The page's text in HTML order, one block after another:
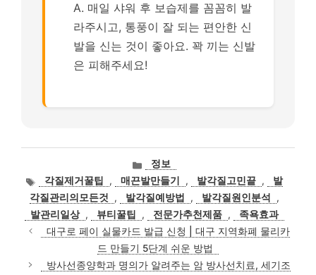
A. 매일 샤워 후 보습제를 꼼꼼히 발
라주시고, 통풍이 잘 되는 편안한 신
발을 신는 것이 좋아요. 꽉 끼는 신발
은 피해주세요!
카
테
고
리
정보
태
그
각질제거꿀팁 , 매끈발만들기 , 발각질고민끝 ,
발
각질관리의모든것
, 발각질예방법 , 발각질원인분석
,
발관리일상 , 뷰티꿀팁 , 전문가추천제품 ,
족욕효과
대구로 페이 실물카드 발급 신청 | 대구 지역화폐 물리카
드 만들기 5단계 쉬운 방법
방사선종양학과 명의가 알려주는 암 방사선치료, 세기조